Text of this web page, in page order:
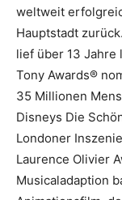
weltweit
Hauptstadt
lief über 13
Tony Awards®
35 Millionen
Disneys Die
Londoner
Laurence Olivier
Musicaladaption